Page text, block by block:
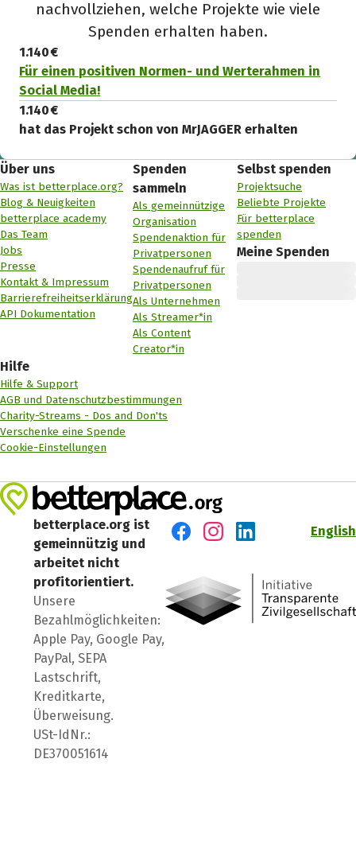
nachvollziehen, welche Projekte wie viele
Spenden erhalten haben.
1.140 €
Für einen positiven Normen- und Werterahmen in
Social Media!
1.140 €
hat das Projekt schon von MrJAGGER erhalten
Über uns
Was ist betterplace.org?
Blog & Neuigkeiten
betterplace academy
Das Team
Jobs
Presse
Kontakt & Impressum
Barrierefreiheitserklärung
API Dokumentation
Spenden
sammeln
Als gemeinnützige
Organisation
Spendenaktion für
Privatpersonen
Spendenaufruf für
Privatpersonen
Als Unternehmen
Als Streamer*in
Als Content
Creator*in
Selbst spenden
Projektsuche
Beliebte Projekte
Für betterplace
spenden
Meine Spenden
Hilfe
Hilfe & Support
AGB und Datenschutzbestimmungen
Charity-Streams - Dos and Don'ts
Verschenke eine Spende
Cookie-Einstellungen
betterplace.org ist
gemeinnützig und
arbeitet nicht
profitorientiert.
Unsere
Bezahlmöglichkeiten:
Apple Pay, Google Pay,
PayPal, SEPA
Lastschrift,
Kreditkarte,
Überweisung.
USt-IdNr.:
DE370051614
English